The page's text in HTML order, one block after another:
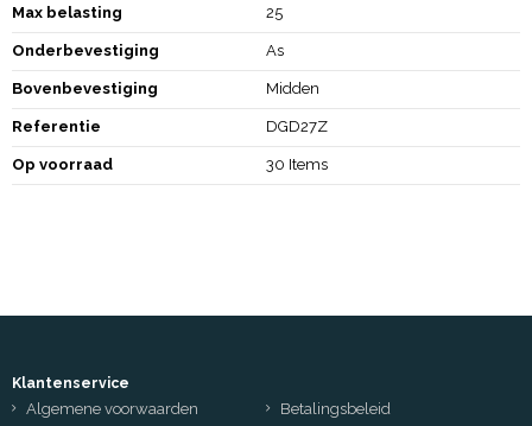
Max belasting 25
Onderbevestiging As
Bovenbevestiging Midden
Referentie DGD27Z
Op voorraad 30 Items
Klantenservice
Algemene voorwaarden
Betalingsbeleid